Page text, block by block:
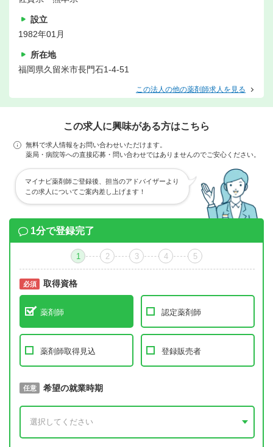
設立
1982年01月
所在地
福岡県久留米市長門石1-4-51
この法人の他の薬剤師求人を見る
この求人に興味がある方はこちら
無料で求人情報をお問い合わせいただけます。
薬局・病院等への直接応募・問い合わせではありませんのでご安心ください。
マイナビ薬剤師ご登録後、担当のアドバイザーより
この求人についてご案内差し上げます！
1分で登録完了
1 2 3 4 5
必須 取得資格
薬剤師 認定薬剤師
薬剤師取得見込 登録販売者
必須 取得予定年
任意 希望の就業時期